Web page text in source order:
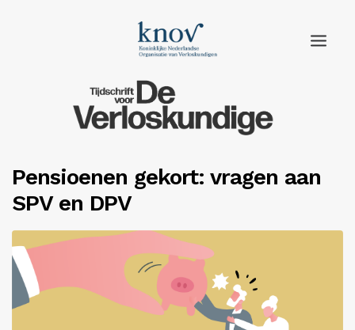
Edities
Abonneren
Knov.nl
Pensioenen gekort: vragen aan
SPV en DPV